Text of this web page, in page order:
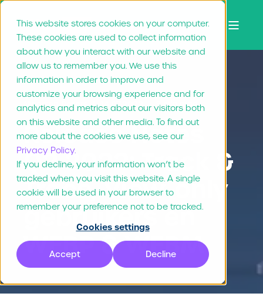
This website stores cookies on your computer.
These cookies are used to collect information
about how you interact with our website and
allow us to remember you. We use this
information in order to improve and
customize your browsing experience and for
analytics and metrics about our visitors both
on this website and other media. To find out
more about the cookies we use, see our
Privacy Policy.
If you decline, your information won’t be
tracked when you visit this website. A single
cookie will be used in your browser to
remember your preference not to be tracked.
Cookies settings
Accept Decline
Maarten Peters 14.07.2022 3 min read
Release Notes
Q2 2022: Track &
Trace, View-only
gebruikers en
WEBP & WEBM